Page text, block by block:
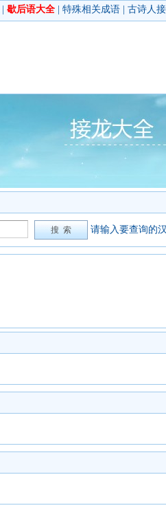
歇后语大全 特殊相关成语 古诗人
请输入要查询的